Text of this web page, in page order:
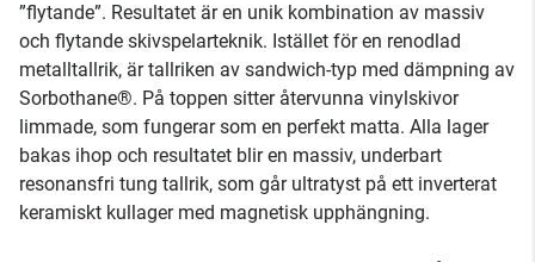
”flytande”. Resultatet är en unik kombination av massiv
och flytande skivspelarteknik. Istället för en renodlad
metalltallrik, är tallriken av sandwich-typ med dämpning av
Sorbothane®. På toppen sitter återvunna vinylskivor
limmade, som fungerar som en perfekt matta. Alla lager
bakas ihop och resultatet blir en massiv, underbart
resonansfri tung tallrik, som går ultratyst på ett inverterat
keramiskt kullager med magnetisk upphängning.